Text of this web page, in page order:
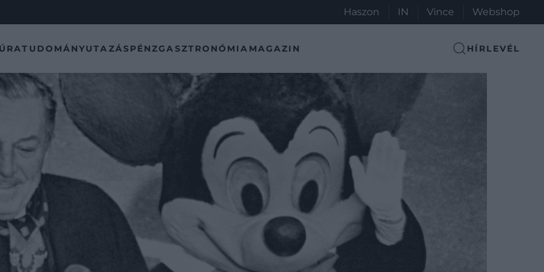
Haszon IN Vince Webshop
TUDOMÁNYUTAZÁSPÉNZGASZTRONÓMIA MAGAZIN HÍRLEVÉL